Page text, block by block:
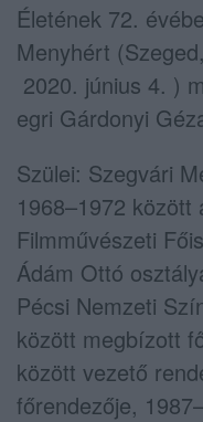
Életének 72.
Menyhért
2020. június 4. )
egri Gárdonyi
Szülei: Szegvári
1968–1972 között
Filmművészeti
Ádám Ottó
Pécsi Nemzeti
között megbízott
között vezető
főrendezője,